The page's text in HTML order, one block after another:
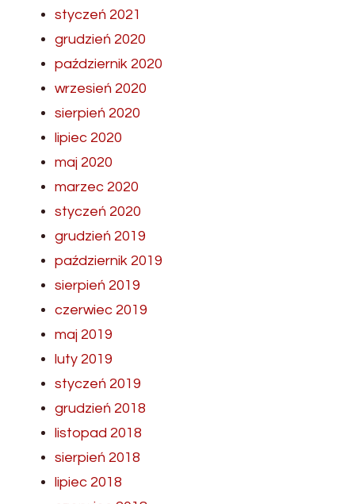
styczeń 2021
grudzień 2020
październik 2020
wrzesień 2020
sierpień 2020
lipiec 2020
maj 2020
marzec 2020
styczeń 2020
grudzień 2019
październik 2019
sierpień 2019
czerwiec 2019
maj 2019
luty 2019
styczeń 2019
grudzień 2018
listopad 2018
sierpień 2018
lipiec 2018